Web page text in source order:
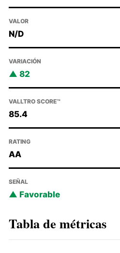
VALOR
N/D
VARIACIÓN
82
VALLTRO SCORE™
85.4
RATING
AA
SEÑAL
Favorable
Tabla de métricas